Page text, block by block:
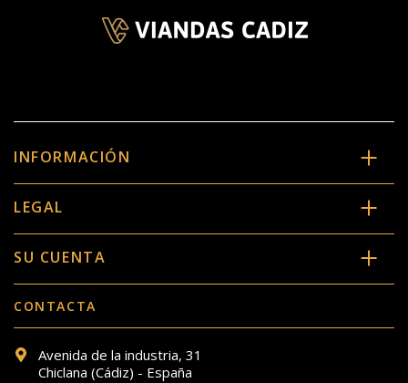
INFORMACIÓN
LEGAL
SU CUENTA
CONTACTA
Avenida de la industria, 31
Chiclana (Cádiz) - España